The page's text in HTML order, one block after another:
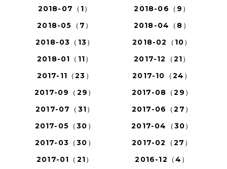
2018-07（1）
2018-06（9）
2018-05（7）
2018-04（8）
2018-03（13）
2018-02（10）
2018-01（11）
2017-12（21）
2017-11（23）
2017-10（24）
2017-09（29）
2017-08（29）
2017-07（31）
2017-06（27）
2017-05（30）
2017-04（30）
2017-03（30）
2017-02（27）
2017-01（21）
2016-12（4）